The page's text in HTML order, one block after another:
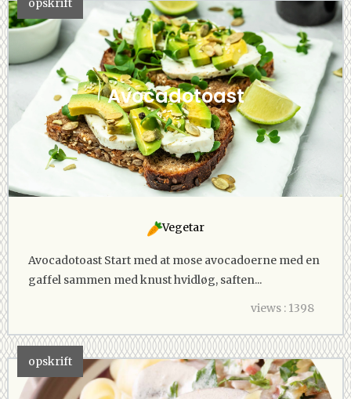
opskrift
Avocadotoast
Vegetar
Avocadotoast Start med at mose avocadoerne med en
gaffel sammen med knust hvidløg, saften...
views : 1398
opskrift